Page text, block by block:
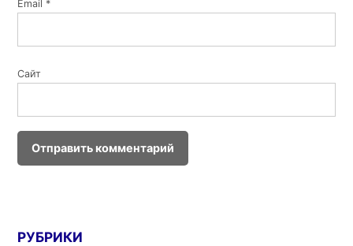
Email *
Сайт
РУБРИКИ